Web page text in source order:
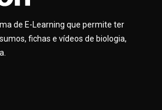
de E-Learning que permite ter
fichas e vídeos de biologia,